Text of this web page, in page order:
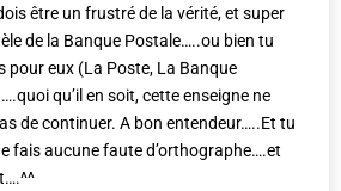
être un frustré de la vérité, et super
de la Banque Postale…..ou bien tu
pour eux (La Poste, La Banque
qu’il en soit, cette enseigne ne
de continuer. A bon entendeur…..Et tu
fais aucune faute d’orthographe….et